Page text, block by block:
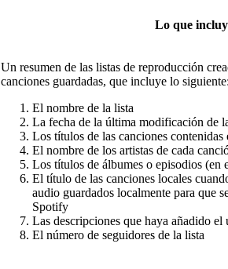
Lo que
Un resumen de las listas de reproducción
canciones guardadas, que incluye lo siguiente:
El nombre de la lista
La fecha de la última modificación de
Los títulos de las canciones contenidas
El nombre de los artistas de cada
Los títulos de álbumes o episodios (en
El título de las canciones locales
audio guardados localmente para que
Spotify
Las descripciones que haya añadido el
El número de seguidores de la lista